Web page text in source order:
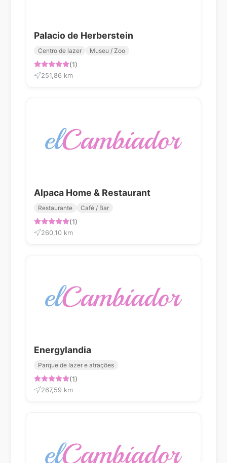
Palacio de Herberstein
Centro de lazer Museu / Zoo
(1)
251,86 km
Alpaca Home & Restaurant
Restaurante Café / Bar
(1)
260,10 km
Energylandia
Parque de lazer e atrações
(1)
267,59 km